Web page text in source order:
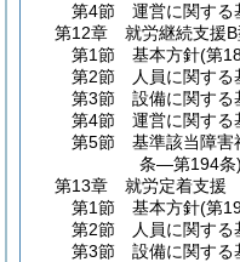
第4節
運営に関する
第12章
就労継続支援B
第1節
基本方針(第
第2節
人員に関する
第3節
設備に関する
第4節
運営に関する
第5節
基準該当障害
条―第194条)
第13章
就労定着支援
第1節
基本方針(第
第2節
人員に関する
第3節
設備に関する